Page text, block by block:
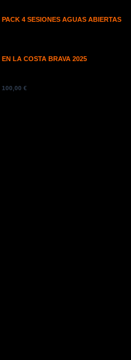
PACK 4 SESIONES AGUAS ABIERTAS
EN LA COSTA BRAVA 2025
100,00 €